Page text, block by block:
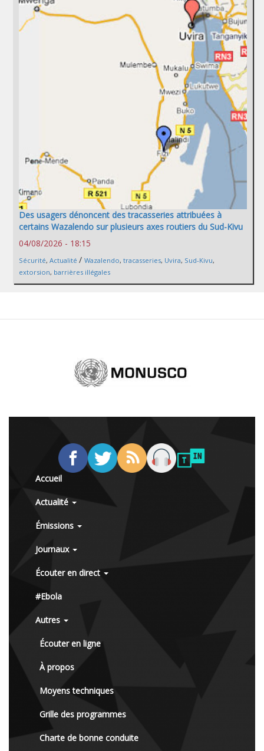
Des usagers dénoncent des tracasseries attribuées à
certains Wazalendo sur plusieurs axes routiers du Sud-Kivu
04/08/2026 - 18:15
Sécurité, Actualité / Wazalendo, tracasseries, Uvira, Sud-Kivu,
extorsion, barrières illégales
Accueil
Actualité
Émissions
Journaux
Écouter en direct
#Ebola
Autres
Écouter en ligne
À propos
Moyens techniques
Grille des programmes
Charte de bonne conduite